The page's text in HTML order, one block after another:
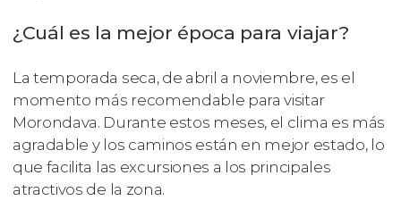
¿Cuál es la mejor época para viajar?
La temporada seca, de abril a noviembre, es el
momento más recomendable para visitar
Morondava. Durante estos meses, el clima es más
agradable y los caminos están en mejor estado, lo
que facilita las excursiones a los principales
atractivos de la zona.